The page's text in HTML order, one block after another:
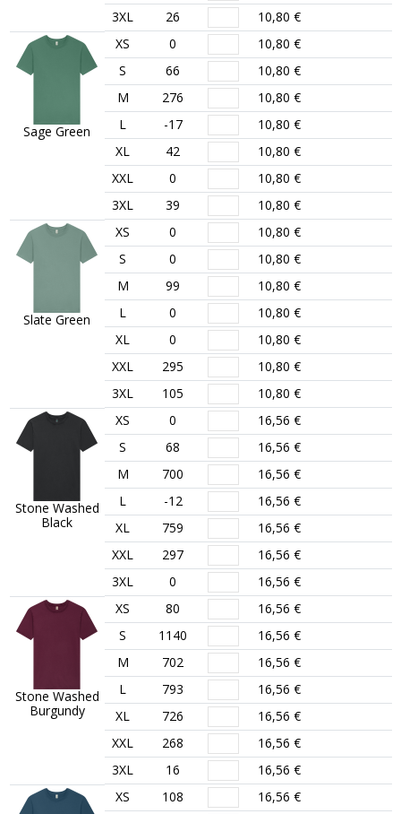
3XL
26 10,80 €
Sage Green
XS 0
10,80 €
S
66
10,80 €
M
276
10,80 €
L
-17
10,80 €
XL
42
10,80 €
XXL
0
10,80 €
3XL
39 10,80 €
Slate Green
XS 0
10,80 €
S
0
10,80 €
M
99
10,80 €
L
0
10,80 €
XL
0
10,80 €
XXL
295
10,80 €
3XL
105 10,80 €
Stone Washed
Black
XS 0
16,56 €
S
68
16,56 €
M
700
16,56 €
L
-12
16,56 €
XL
759
16,56 €
XXL
297
16,56 €
3XL
0 16,56 €
Stone Washed
Burgundy
XS 80
16,56 €
S
1140
16,56 €
M
702
16,56 €
L
793
16,56 €
XL
726
16,56 €
XXL
268
16,56 €
3XL
16 16,56 €
XS 108
16,56 €